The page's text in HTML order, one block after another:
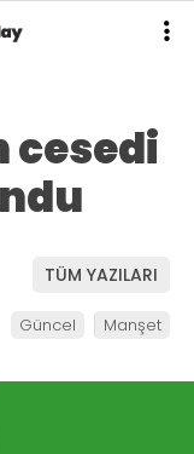
cesedi
TÜM YAZILARI
Güncel Manşet